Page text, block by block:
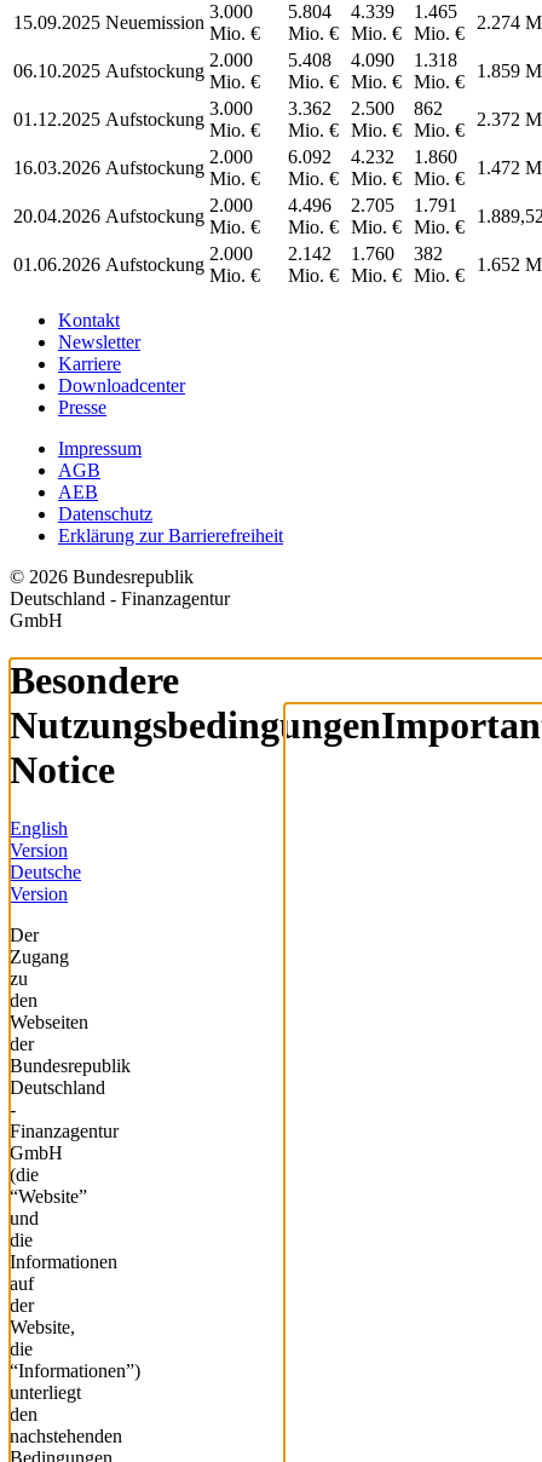
15.09.2025 Neuemission
3.000
Mio. €
5.804
Mio. €
4.339
Mio. €
1.465
Mio. €
2.274
06.10.2025 Aufstockung
2.000
Mio. €
5.408
Mio. €
4.090
Mio. €
1.318
Mio. €
1.859
01.12.2025 Aufstockung
3.000
Mio. €
3.362
Mio. €
2.500
Mio. €
862
Mio. €
2.372
16.03.2026 Aufstockung
2.000
Mio. €
6.092
Mio. €
4.232
Mio. €
1.860
Mio. €
1.472
20.04.2026 Aufstockung
2.000
Mio. €
4.496
Mio. €
2.705
Mio. €
1.791
Mio. €
01.06.2026 Aufstockung
2.000
Mio. €
2.142
Mio. €
1.760
Mio. €
382
Mio. €
1.652
Kontakt
Newsletter
Karriere
Downloadcenter
Presse
Impressum
AGB
AEB
Datenschutz
Erklärung zur Barrierefreiheit
© 2026 Bundesrepublik
Deutschland - Finanzagentur
GmbH
Besondere
Nutzungsbedingungen
Notice
English
Version
Deutsche
Version
Der
Zugang
zu
den
Webseiten
der
Bundesrepublik
Deutschland
-
Finanzagentur
GmbH
(die
“Website”
und
die
Informationen
auf
der
Website,
die
“Informationen”)
unterliegt
den
nachstehenden